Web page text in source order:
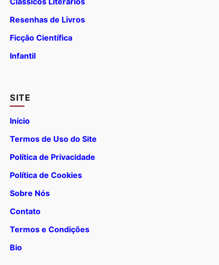
Resenhas de Livros
Ficção Científica
Infantil
SITE
Início
Termos de Uso do Site
Política de Privacidade
Política de Cookies
Sobre Nós
Contato
Termos e Condições
Bio